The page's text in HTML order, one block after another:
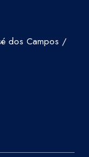
dos Campos /